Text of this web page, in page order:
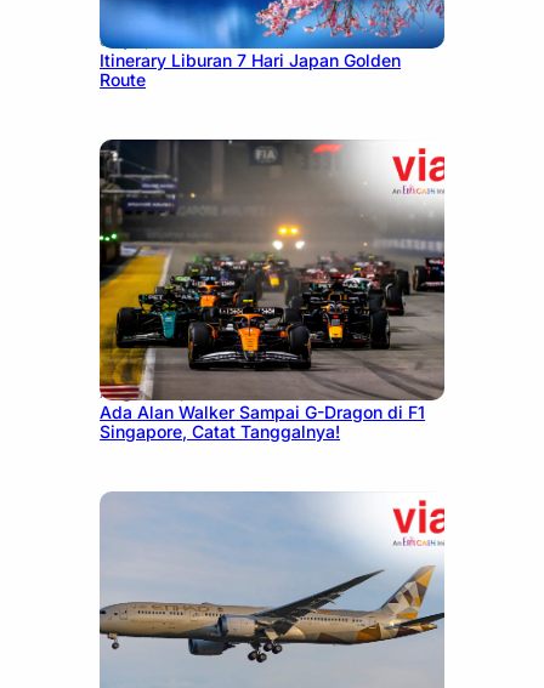
July 7, 2026
Itinerary Liburan 7 Hari Japan Golden
Route
August 13, 2025
Ada Alan Walker Sampai G-Dragon di F1
Singapore, Catat Tanggalnya!